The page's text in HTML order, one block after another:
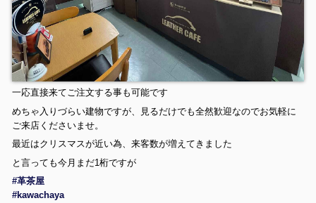
一応直接来てご注文する事も可能です
めちゃ入りづらい建物ですが、見るだけでも全然歓迎なのでお気軽に
ご来店くださいませ。
最近はクリスマスが近い為、来客数が増えてきました
と言っても今月まだ1桁ですが
#革茶屋
#kawachaya